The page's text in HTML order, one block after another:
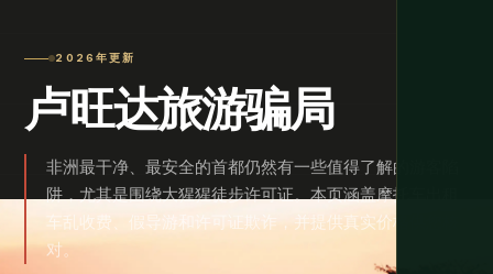
2026年更新
卢旺达旅游骗局
非洲最干净、最安全的首都仍然有一些值得了解的游客陷
阱，尤其是围绕大猩猩徒步许可证。本页涵盖摩托车出租
车乱收费、假导游和许可证欺诈，并提供真实价格供您核
对。